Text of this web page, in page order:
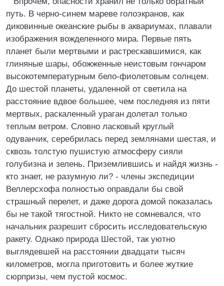
путь. В черно-синем мареве голоэкранов, как
диковинные океанские рыбы в аквариумах, плавали
изображения вожделенного мира. Первые пять
планет были мертвыми и растрескавшимися, как
глиняные шары, обожженные неистовым гончаром
высокотемпературным бело-фиолетовым солнцем.
До шестой планеты, удаленной от светила на
расстояние вдвое большее, чем последняя из пяти
мертвых, раскаленный ураган долетал только
теплым ветром. Словно ласковый круглый
одуванчик, серебрилась перед землянами шестая, и
сквозь толстую пушистую атмосферу сияли
голубизна и зелень. Приземлившись и найдя жизнь -
кто знает, не разумную ли? - члены экспедиции
Веллерсхофа полностью оправдали бы свой
страшный перелет, и даже дорога домой показалась
бы не такой тягостной. Никто не сомневался, что
начальник разрешит сбросить исследовательскую
ракету. Однако природа Шестой, так уютно
выглядевшей на расстоянии двадцати тысяч
километров, могла приготовить и более жуткие
сюрпризы, чем пустой космос.